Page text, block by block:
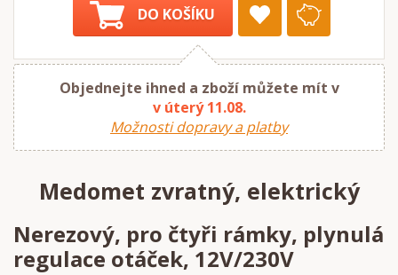
DO KOŠÍKU
Objednejte ihned a zboží můžete mít v
v úterý 11.08.
Možnosti dopravy a platby
Medomet zvratný, elektrický
Nerezový, pro čtyři rámky, plynulá
regulace otáček, 12V/230V